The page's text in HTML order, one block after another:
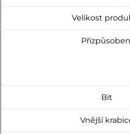
Velikost
Bit
Vnější